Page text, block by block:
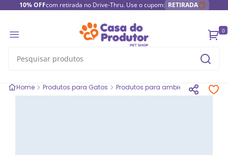
10% OFFcom retirada no Drive-Thru. Use o cupom: RETIRADA
0
Home Produtos para Gatos Produtos para ambientes de gatos